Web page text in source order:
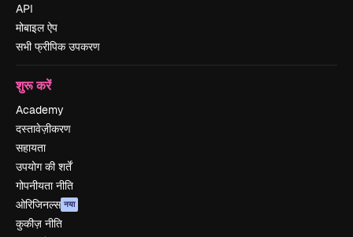
API
मोबाइल ऐप
सभी फ्रीपिक उपकरण
शुरू करें
Academy
दस्तावेज़ीकरण
सहायता
उपयोग की शर्तें
गोपनीयता नीति
ओरिजिनल्स नया
कुकीज़ नीति